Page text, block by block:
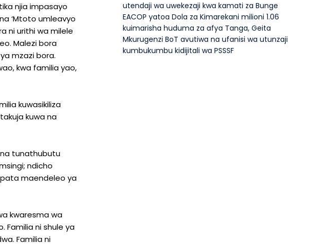
njia impasayo
‘Mtoto umleavyo
ni urithi wa milele
Malezi bora
mzazi bora.
kwa familia yao,
kuwasikiliza
kuwa na
tunathubutu
ndicho
maendeleo ya
kwaresma wa
Familia ni shule ya
Familia ni
utendaji wa uwekezaji kwa kamati za Bunge
EACOP yatoa Dola za Kimarekani milioni 1.06
kuimarisha huduma za afya Tanga, Geita
Mkurugenzi BoT avutiwa na ufanisi wa utunzaji
kumbukumbu kidijitali wa PSSSF